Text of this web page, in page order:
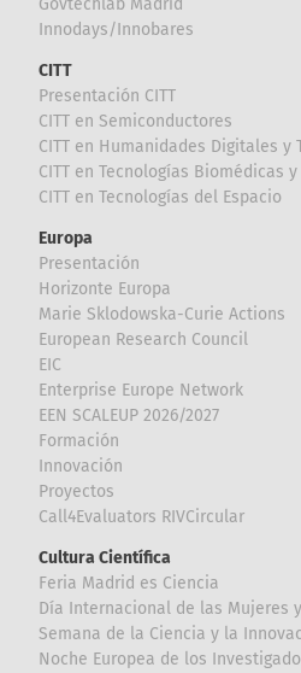
Govtechlab Madrid
Innodays/Innobares
CITT
Presentación CITT
CITT en Semiconductores
CITT en Humanidades Digitales y
CITT en Tecnologías Biomédicas
CITT en Tecnologías del Espacio
Europa
Presentación
Horizonte Europa
Marie Sklodowska-Curie Actions
European Research Council
EIC
Enterprise Europe Network
EEN SCALEUP 2026/2027
Formación
Innovación
Proyectos
Call4Evaluators RIVCircular
Cultura Científica
Feria Madrid es Ciencia
Día Internacional de las Mujeres
Semana de la Ciencia y la
Noche Europea de los